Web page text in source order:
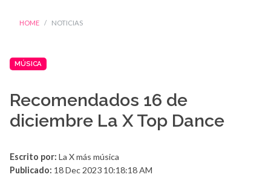
HOME NOTICIAS
MÚSICA
Recomendados 16 de
diciembre La X Top Dance
Escrito por: La X más música
Publicado: 18 Dec 2023 10:18:18 AM